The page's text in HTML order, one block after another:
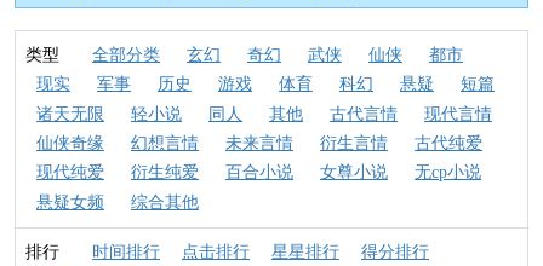
类型 全部分类 玄幻 奇幻 武侠 仙侠
都市
现实
军事 历史 游戏 体育 科幻 悬疑
短篇
诸天无限
轻小说 同人 其他 古代言情
现代言情
仙侠奇缘
幻想言情 未来言情 衍生言情
古代纯爱
现代纯爱
衍生纯爱 百合小说 女尊小说
无cp小说
悬疑女频
综合其他
排行 时间排行 点击排行 星星排行
得分排行